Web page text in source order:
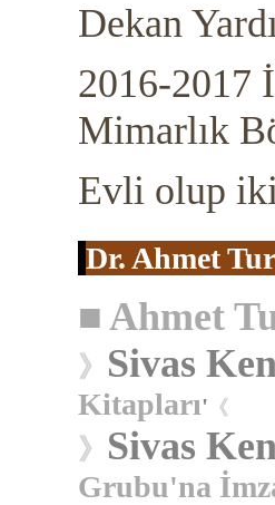
Dekan
2016-2017
Mimarlık
Evli olup iki
Dr. Ahmet
■ Ahmet
》 Sivas
Kitapları' 《
》 Sivas
Grubu'na